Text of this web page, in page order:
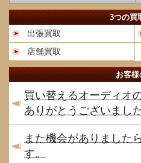
3つの買
出張買取
店舗買取
お客様
買い替えるオーディオ
ありがとうございまし
また機会がありました
す。